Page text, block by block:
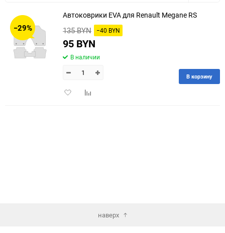
30
150
−29%
Автоковрики EVA для Renault Megane RS
135 BYN −40 BYN
95 BYN
В наличии
ДобавитьДобавить
В корзину
наверх